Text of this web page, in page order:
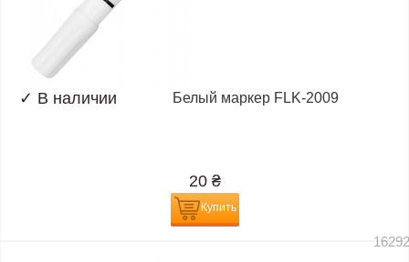
✓ В наличии Белый маркер FLK-2009
20 ₴
Купить